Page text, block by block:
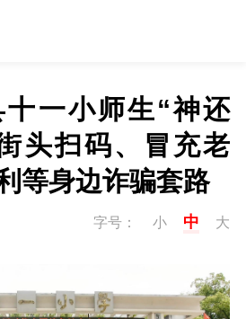
一小师生“神还
头扫码、冒充老
等身边诈骗套路
字号： 小 中 大